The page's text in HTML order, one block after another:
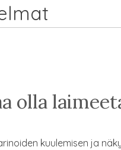
olla
kuulemisen ja